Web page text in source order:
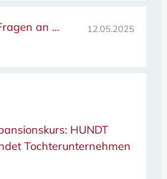
an … 12.05.2025
HUNDT
Tochterunternehmen